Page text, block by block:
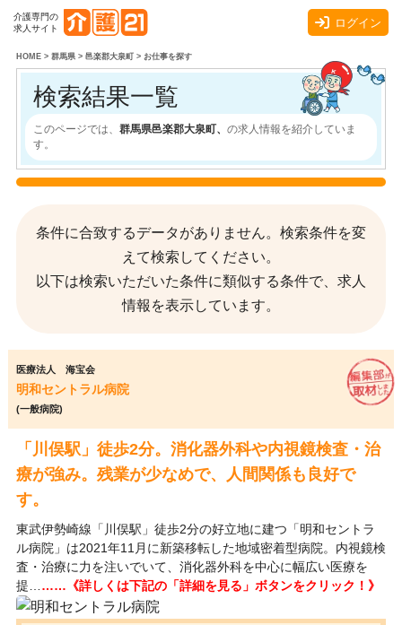
介護専門の
求人サイト
ログイン
HOME> 群馬県> 邑楽郡大泉町> お仕事を探す
検索結果一覧
このページでは、 群馬県邑楽郡大泉町、 の求人情報を紹介していま
す。
条件に合致するデータがありません。検索条件を変
えて検索してください。
以下は検索いただいた条件に類似する条件で、求人
情報を表示しています。
医療法人 海宝会
明和セントラル病院
(一般病院)
「川俣駅」徒歩2分。消化器外科や内視鏡検査・治
療が強み。残業が少なめで、人間関係も良好で
す。
東武伊勢崎線「川俣駅」徒歩2分の好立地に建つ「明和セントラ
ル病院」は2021年11月に新築移転した地域密着型病院。内視鏡検
査・治療に力を注いでいて、消化器外科を中心に幅広い医療を
提… ……《詳しくは下記の「詳細を見る」ボタンをクリック！》